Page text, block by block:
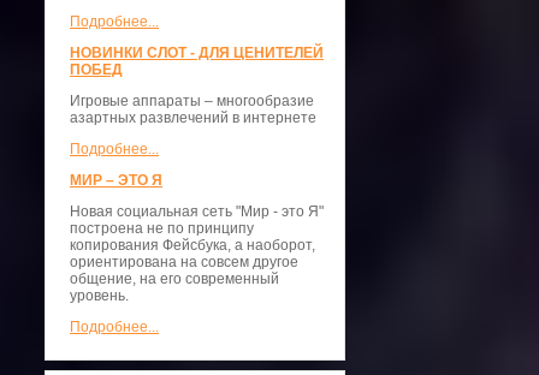
Подробнее...
НОВИНКИ СЛОТ - ДЛЯ ЦЕНИТЕЛЕЙ
ПОБЕД
Игровые аппараты – многообразие
азартных развлечений в интернете
Подробнее...
МИР – ЭТО Я
Новая социальная сеть "Мир - это Я"
построена не по принципу
копирования Фейсбука, а наоборот,
ориентирована на совсем другое
общение, на его современный
уровень.
Подробнее...